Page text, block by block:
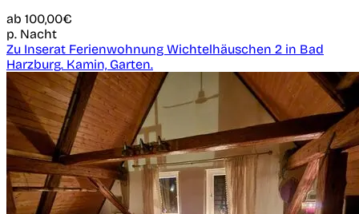
ab 100,00€
p. Nacht
Zu Inserat Ferienwohnung Wichtelhäuschen 2 in Bad
Harzburg. Kamin, Garten.